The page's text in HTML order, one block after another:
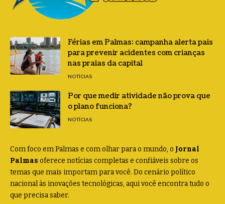
Férias em Palmas: campanha alerta pais
para prevenir acidentes com crianças
nas praias da capital
NOTÍCIAS
Por que medir atividade não prova que
o plano funciona?
NOTÍCIAS
Com foco em Palmas e com olhar para o mundo, o Jornal
Palmas oferece notícias completas e confiáveis sobre os
temas que mais importam para você. Do cenário político
nacional às inovações tecnológicas, aqui você encontra tudo o
que precisa saber.